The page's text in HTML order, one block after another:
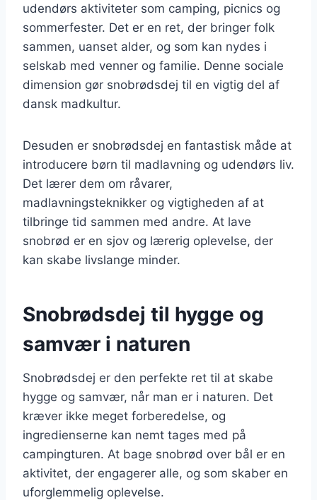
udendørs aktiviteter som camping, picnics og
sommerfester. Det er en ret, der bringer folk
sammen, uanset alder, og som kan nydes i
selskab med venner og familie. Denne sociale
dimension gør snobrødsdej til en vigtig del af
dansk madkultur.
Desuden er snobrødsdej en fantastisk måde at
introducere børn til madlavning og udendørs liv.
Det lærer dem om råvarer,
madlavningsteknikker og vigtigheden af at
tilbringe tid sammen med andre. At lave
snobrød er en sjov og lærerig oplevelse, der
kan skabe livslange minder.
Snobrødsdej til hygge og
samvær i naturen
Snobrødsdej er den perfekte ret til at skabe
hygge og samvær, når man er i naturen. Det
kræver ikke meget forberedelse, og
ingredienserne kan nemt tages med på
campingturen. At bage snobrød over bål er en
aktivitet, der engagerer alle, og som skaber en
uforglemmelig oplevelse.